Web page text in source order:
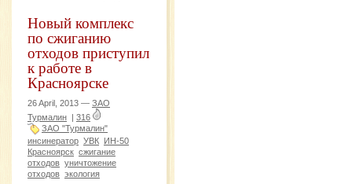
Новый комплекс
по сжиганию
отходов приступил
к работе в
Красноярске
26 April, 2013 — ЗАО
Турмалин | 316
ЗАО "Турмалин"
инсинератор УВК ИН-50
Красноярск сжигание
отходов уничтожение
отходов экология